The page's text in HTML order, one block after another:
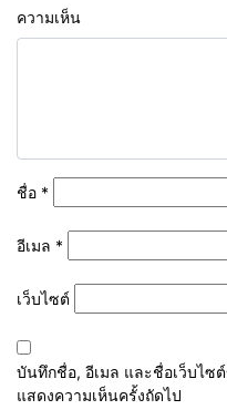
ความเห็น
ชื่อ *
อีเมล *
เว็บไซต์
บันทึกชื่อ, อีเมล และชื่อเว็บไซ
แสดงความเห็นครั้งถัดไป